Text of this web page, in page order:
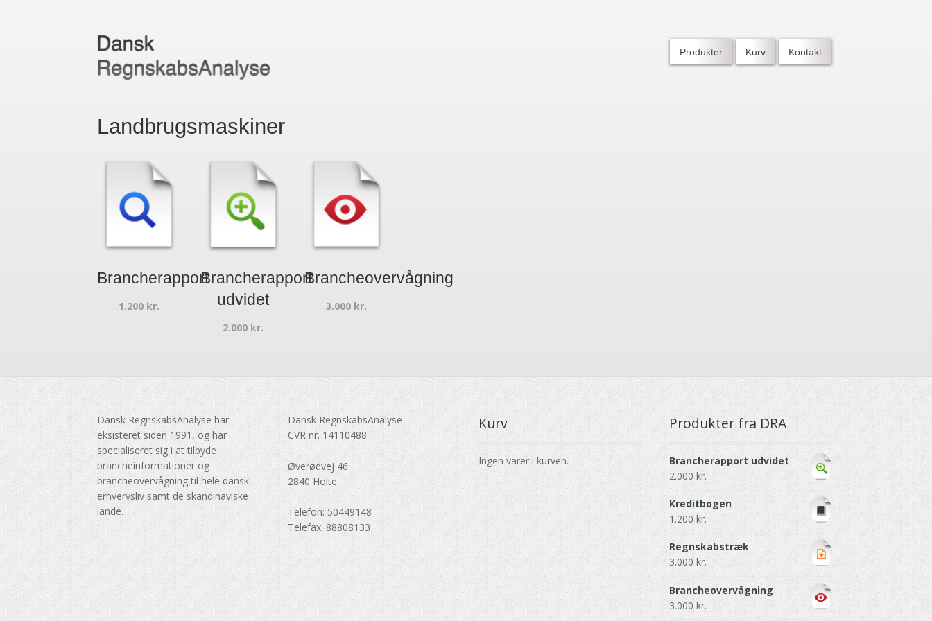
Produkter Kurv Kontakt
Landbrugsmaskiner
Brancherapport
1.200 kr.
Brancherapport
udvidet
2.000 kr.
Brancheovervågning
3.000 kr.
Dansk RegnskabsAnalyse har
eksisteret siden 1991, og har
specialiseret sig i at tilbyde
brancheinformationer og
brancheovervågning til hele dansk
erhvervsliv samt de skandinaviske
lande.
Dansk RegnskabsAnalyse
CVR nr. 14110488
Øverødvej 46
2840 Holte
Telefon: 50449148
Telefax: 88808133
Kurv
Ingen varer i kurven.
Produkter fra DRA
Brancherapport udvidet
2.000kr.
Kreditbogen
1.200kr.
Regnskabstræk
3.000kr.
Brancheovervågning
3.000kr.